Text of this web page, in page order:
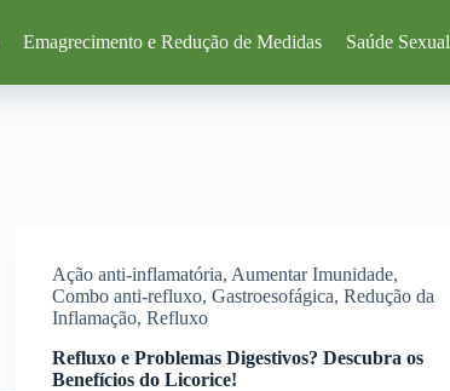
Emagrecimento e Redução de Medidas Saúde Sexual
Ação anti-inflamatória, Aumentar Imunidade,
Combo anti-refluxo,Gastroesofágica,Redução da
Inflamação,Refluxo
Refluxo e Problemas Digestivos? Descubra os
Benefícios do Licorice!